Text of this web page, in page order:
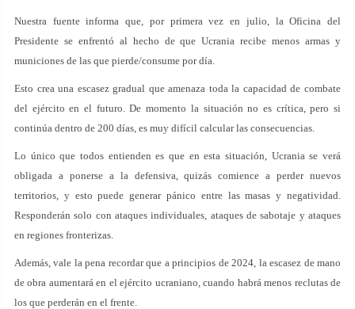
Nuestra fuente informa que, por primera vez en julio, la Oficina del
Presidente se enfrentó al hecho de que Ucrania recibe menos armas y
municiones de las que pierde/consume por día.
Esto crea una escasez gradual que amenaza toda la capacidad de combate
del ejército en el futuro. De momento la situación no es crítica, pero si
continúa dentro de 200 días, es muy difícil calcular las consecuencias.
Lo único que todos entienden es que en esta situación, Ucrania se verá
obligada a ponerse a la defensiva, quizás comience a perder nuevos
territorios, y esto puede generar pánico entre las masas y negatividad.
Responderán solo con ataques individuales, ataques de sabotaje y ataques
en regiones fronterizas.
Además, vale la pena recordar que a principios de 2024, la escasez de mano
de obra aumentará en el ejército ucraniano, cuando habrá menos reclutas de
los que perderán en el frente.